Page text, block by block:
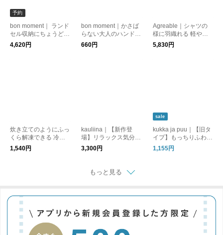
予約
bon moment｜ ランド
セル収納にちょうどい
い キャスター付き収
納
4,620円
bon moment｜かさば
らない大人のハンドタ
オル ガーゼハンカチ
【33×33cm】
660円
Agreable｜シャツの
様に羽織れる 軽やか
シアージャケット
5,830円
炊き立てのようにふっ
くら解凍できる 冷凍
保存容器 ごはんがう
まいわん
1,540円
kauliina｜【新作登
場】リラックス気分で
穿ける テーパード ス
トレッチパンツ ／ ジ
3,300円
sale
kukka ja puu｜【旧タ
イプ】もっちりふわふ
わ ラップタオル プー
ルタオル 60cm グレー
1,155円
もっと見る